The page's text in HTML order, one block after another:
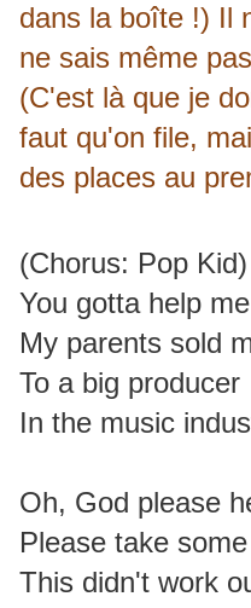
dans la boîte !) Il
ne sais même
(C'est là que je
faut qu'on file,
des places au
(Chorus: Pop Kid)
You gotta help me
My parents sold
To a big producer
In the music
Oh, God please
Please take
This didn't work